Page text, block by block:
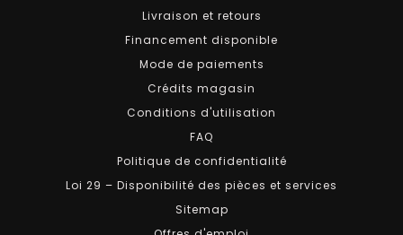
Livraison et retours
Financement disponible
Mode de paiements
Crédits magasin
Conditions d'utilisation
FAQ
Politique de confidentialité
Loi 29 – Disponibilité des pièces et services
Sitemap